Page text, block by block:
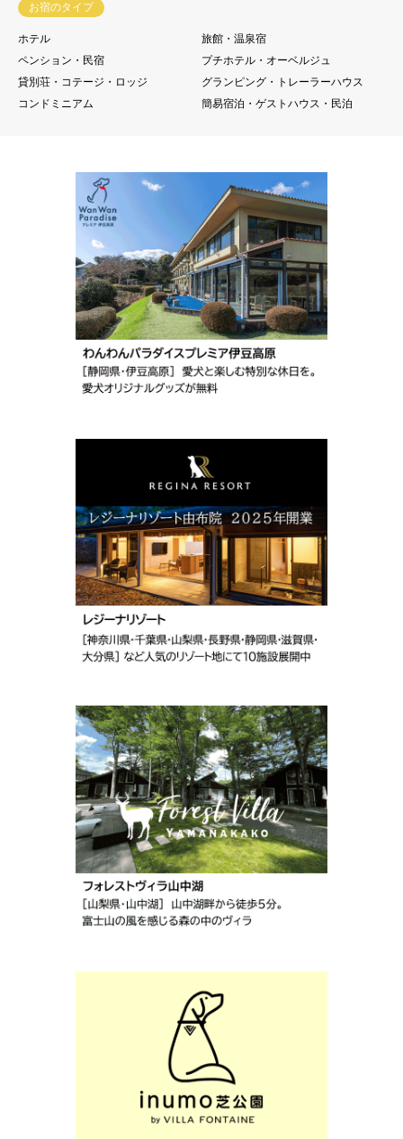
お宿のタイプ
ホテル
旅館・温泉宿
ペンション・民宿
プチホテル・オーベルジュ
貸別荘・コテージ・ロッジ
グランピング・トレーラーハウス
コンドミニアム
簡易宿泊・ゲストハウス・民泊